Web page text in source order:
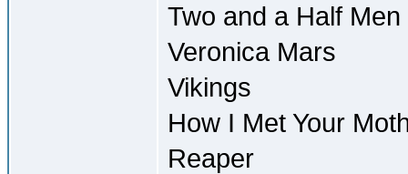
Two and a Half Men
Veronica Mars
Vikings
How I Met Your
Reaper